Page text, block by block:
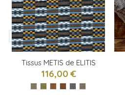
Tissus METIS de ELITIS
116,00 €